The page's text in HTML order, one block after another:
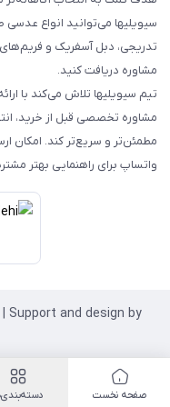
سیویلیها می‌توانید انواع
تدریجی، دبل آسفریک و
مشاوره دریافت کنید.
تیم سیویلیها تلاش می‌کند با
مشاوره تخصصی قبل از خرید،
مطمئن‌تر و سریع‌تر کند. امکان
واتساپ برای راهنمایی بهتر
Support and design by
صفحه نخست